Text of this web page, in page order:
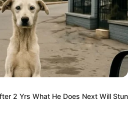
2 Yrs What He Does Next Will Stun